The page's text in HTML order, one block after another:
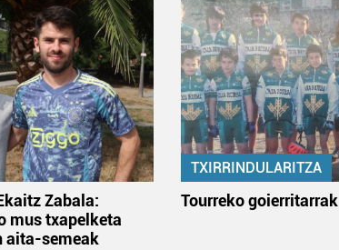
Zabala:
mus txapelketa
aita-semeak
TXIRRINDULARITZA
Tourreko goierritarrak